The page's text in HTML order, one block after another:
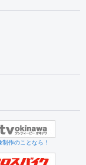
制作のことなら！